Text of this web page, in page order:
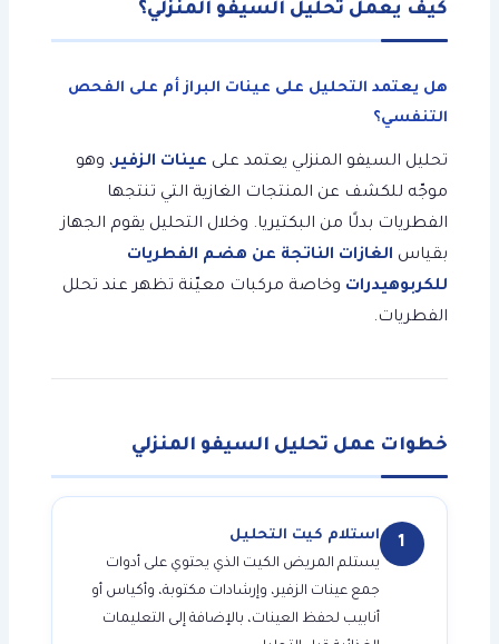
كيف يعمل تحليل السيفو المنزلي؟
هل يعتمد التحليل على عينات البراز أم على الفحص
التنفسي؟
تحليل السيفو المنزلي يعتمد على عينات الزفير، وهو
موجّه للكشف عن المنتجات الغازية التي تنتجها
الفطريات بدلًا من البكتيريا. وخلال التحليل يقوم الجهاز
بقياس الغازات الناتجة عن هضم الفطريات
للكربوهيدرات وخاصة مركبات معيّنة تظهر عند تحلل
الفطريات.
خطوات عمل تحليل السيفو المنزلي
1
استلام كيت التحليل
يستلم المريض الكيت الذي يحتوي على أدوات
جمع عينات الزفير، وإرشادات مكتوبة، وأكياس أو
أنابيب لحفظ العينات، بالإضافة إلى التعليمات